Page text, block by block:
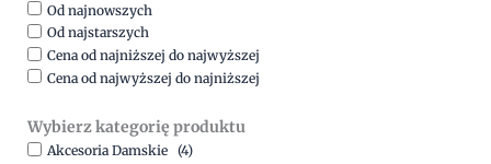
Od najnowszych
Od najstarszych
Cena od najniższej do najwyższej
Cena od najwyższej do najniższej
Wybierz kategorię produktu
Akcesoria Damskie (4)